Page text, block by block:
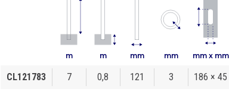
m m mm mm mm x mm
CL121783 7 0,8 121 3 186 × 45